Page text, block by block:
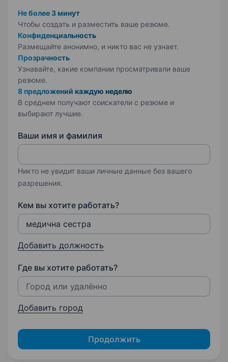
Не более 3 минут
Чтобы создать и разместить ваше резюме.
Конфиденциальность
Размещайте анонимно, и никто вас не узнает.
Прозрачность
Узнавайте, какие компании просматривали ваше
резюме.
8 предложений каждую неделю
В среднем получают соискатели с резюме и
выбирают лучшие.
Ваши имя и фамилия
Никто не увидит ваши личные данные без вашего
разрешения.
Кем вы хотите работать?
Добавить должность
Где вы хотите работать?
Добавить город
Продолжить